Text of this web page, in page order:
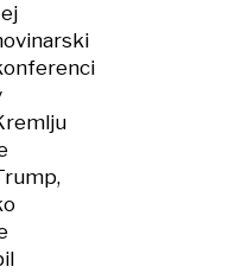
Trump